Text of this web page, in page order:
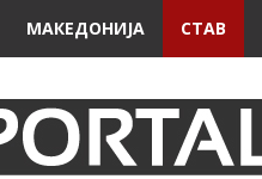
МАКЕДОНИЈА СТАВ